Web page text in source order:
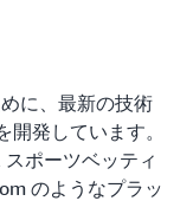
に、最新の技術
発しています。
ポーツベッティ
のようなプラッ